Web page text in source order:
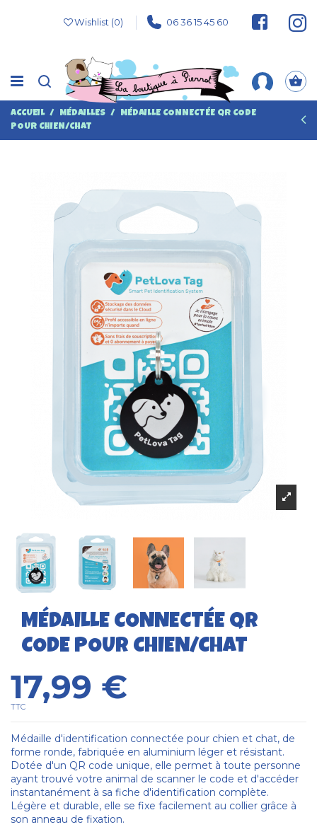
Wishlist (0) 06 36 15 45 60
ACCUEIL MÉDAILLES
MÉDAILLE CONNECTÉE QR CODE
POUR CHIEN/CHAT
MÉDAILLE CONNECTÉE QR
CODE POUR CHIEN/CHAT
17,99 €
TTC
Médaille d'identification connectée pour chien et chat, de
forme ronde, fabriquée en aluminium léger et résistant.
Dotée d'un QR code unique, elle permet à toute personne
ayant trouvé votre animal de scanner le code et d'accéder
instantanément à sa fiche d'identification complète.
Légère et durable, elle se fixe facilement au collier grâce à
son anneau de fixation.